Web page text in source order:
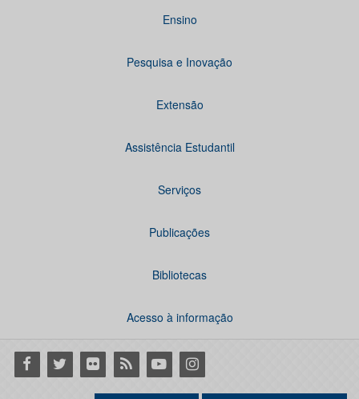
Ensino
Pesquisa e Inovação
Extensão
Assistência Estudantil
Serviços
Publicações
Bibliotecas
Acesso à informação
Facebook
Twitter Flickr RSS YoutubeInstagram